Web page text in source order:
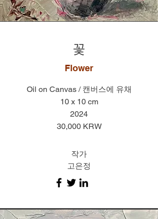
​꽃
Flower
Oil on Canvas / 캔버스에 유채
10 x 10 cm
2024
30,000 KRW
작가
고은정